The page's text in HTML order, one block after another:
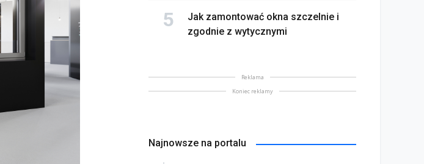
Jak zamontować okna szczelnie i
zgodnie z wytycznymi
Reklama
Koniec reklamy
Najnowsze na portalu